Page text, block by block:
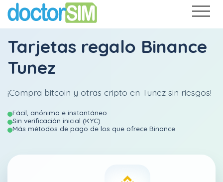
Tarjetas regalo Binance
Tunez
¡Compra bitcoin y otras cripto en Tunez sin riesgos!
Fácil, anónimo e instantáneo
Sin verificación inicial (KYC)
Más métodos de pago de los que ofrece Binance